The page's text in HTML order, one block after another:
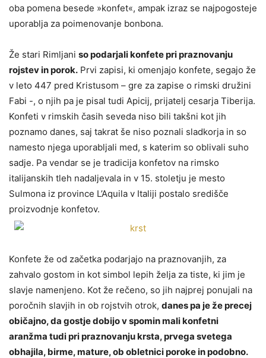
oba pomena besede »konfet«, ampak izraz se najpogosteje
uporablja za poimenovanje bonbona.
Že stari Rimljani so podarjali konfete pri praznovanju
rojstev in porok. Prvi zapisi, ki omenjajo konfete, segajo že
v leto 447 pred Kristusom – gre za zapise o rimski družini
Fabi -, o njih pa je pisal tudi Apicij, prijatelj cesarja Tiberija.
Konfeti v rimskih časih seveda niso bili takšni kot jih
poznamo danes, saj takrat še niso poznali sladkorja in so
namesto njega uporabljali med, s katerim so oblivali suho
sadje. Pa vendar se je tradicija konfetov na rimsko
italijanskih tleh nadaljevala in v 15. stoletju je mesto
Sulmona iz province L’Aquila v Italiji postalo središče
proizvodnje konfetov.
Konfete že od začetka podarjajo na praznovanjih, za
zahvalo gostom in kot simbol lepih želja za tiste, ki jim je
slavje namenjeno. Kot že rečeno, so jih najprej ponujali na
poročnih slavjih in ob rojstvih otrok, danes pa je že precej
običajno, da gostje dobijo v spomin mali konfetni
aranžma tudi pri praznovanju krsta, prvega svetega
obhajila, birme, mature, ob obletnici poroke in podobno.